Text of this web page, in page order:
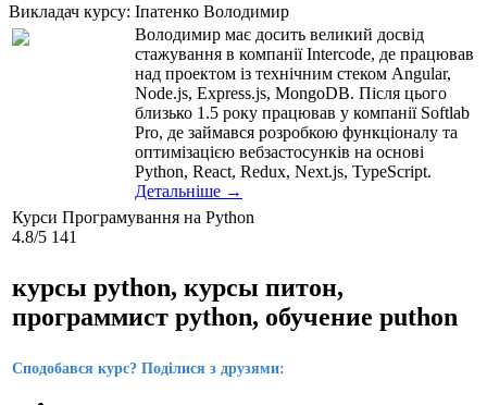
Викладач курсу: Іпатенко Володимир
Володимир має досить великий досвід
стажування в компанії Intercode, де працював
над проектом із технічним стеком Angular,
Node.js, Express.js, MongoDB. Після цього
близько 1.5 року працював у компанії Softlab
Pro, де займався розробкою функціоналу та
оптимізацією вебзастосунків на основі
Python, React, Redux, Next.js, TypeScript.
Детальніше →
Курси Програмування на Python
4.8/5 141
курсы python, курсы питон,
программист python, обучение puthon
Сподобався курс? Поділися з друзями: